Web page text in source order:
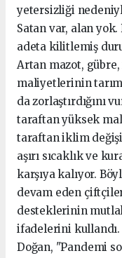
yetersizliği
Satan var, alan yok.
adeta kilitlemiş
Artan mazot,
maliyetlerinin
da zorlaştırdığını
taraftan yüksek
taraftan iklim
aşırı sıcaklık ve
karşıya kalıyor.
devam eden
desteklerinin
ifadelerini kullandı.
Doğan, "Pandemi